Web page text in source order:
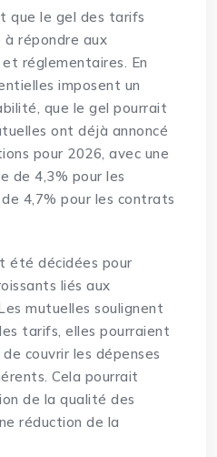
que le gel des tarifs
à répondre aux
réglementaires. En
imposent un
que le gel pourrait
ont déjà annoncé
pour 2026, avec une
de 4,3% pour les
4,7% pour les contrats
été décidées pour
liés aux
mutuelles soulignent
tarifs, elles pourraient
couvrir les dépenses
Cela pourrait
de la qualité des
réduction de la